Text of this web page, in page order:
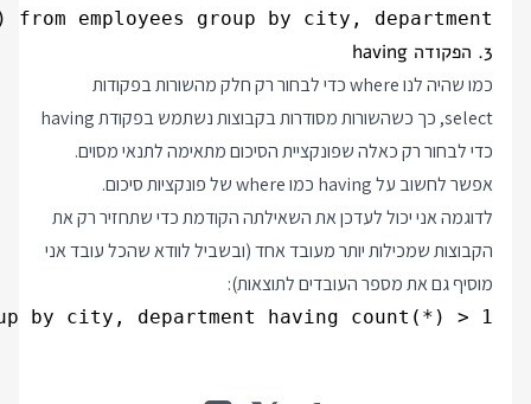
employees group by city, department;
3. הפקודה having
כמו שהיה לנו where כדי לבחור רק חלק מהשורות בפקודות
select, כך כשהשורות מסודרות בקבוצות נשתמש בפקודת having
כדי לבחור רק כאלה שפונקציית הסיכום מתאימה לתנאי מסוים.
אפשר לחשוב על having כמו where של פונקציות סיכום.
לדוגמה אני יכול לעדכן את השאילתה הקודמת כדי שתחזיר רק את
הקבוצות שמכילות יותר מעובד אחד (ובשביל לוודא שהכל עובד אני
מוסיף גם את מספר העובדים לתוצאות):
by city, department having count(*) > 1;